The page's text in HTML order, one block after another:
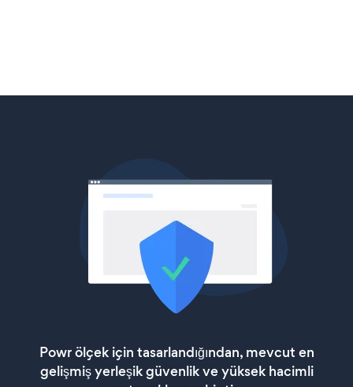
Powr ölçek için tasarlandığından, mevcut en
gelişmiş yerleşik güvenlik ve yüksek hacimli